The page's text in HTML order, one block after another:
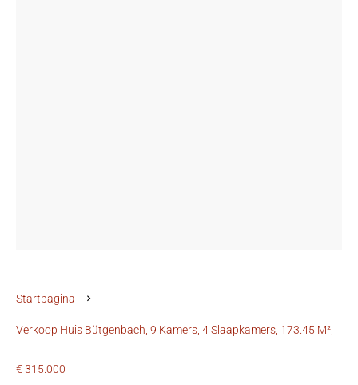
Startpagina
Verkoop Huis Bütgenbach, 9 Kamers, 4 Slaapkamers, 173.45 M²,
€ 315.000